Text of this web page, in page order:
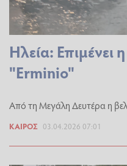
Ηλεία: Επιμένει
"Erminio"
Από τη Μεγάλη Δευτέρα η
ΚΑΙΡΌΣ 03.04.2026 07:01